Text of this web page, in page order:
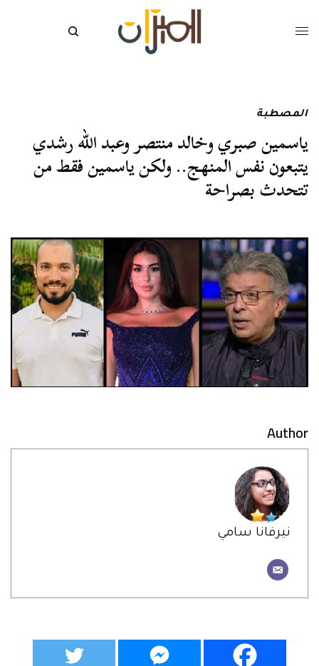
المصطبة
ياسمين صبري وخالد منتصر وعبد الله رشدي
يتبعون نفس المنهج.. ولكن ياسمين فقط من
تتحدث بصراحة
Author
نيرفانا سامي